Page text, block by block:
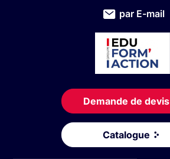
par E-mail
Demande de devis
Catalogue